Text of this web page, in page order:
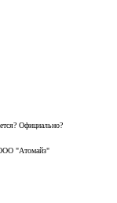
Официально?
ООО "Атомайз"